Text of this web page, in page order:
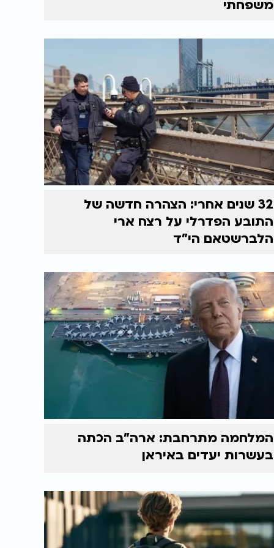
משפחתי
32 שנים אחרי: הצהרה חדשה של
התובע הפדרלי על רצח ארי
הלברשטאם הי"ד
המלחמה מתרחבת: ארה"ב הכתה
בעשרות יעדים באיראן